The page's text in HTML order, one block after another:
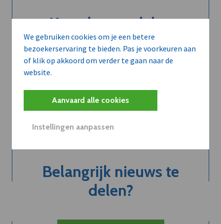
We gebruiken cookies om je een betere
bezoekerservaring te bieden. Pas je voorkeuren aan
of klik op akkoord om verder te gaan naar de
website.
Aanvaard alle cookies
Instellingen aanpassen
Kort de voordelen
van een
abonnement...
Neem dVO Leads
Belangrijk nieuws te
delen?